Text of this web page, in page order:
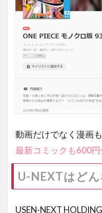
動画だけでなく漫画
最新コミックも600
U-NEXTはど
USEN-NEXT